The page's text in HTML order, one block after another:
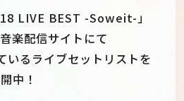
LIVE BEST -Soweit-」
楽配信サイトにて
るライブセットリストを
中！